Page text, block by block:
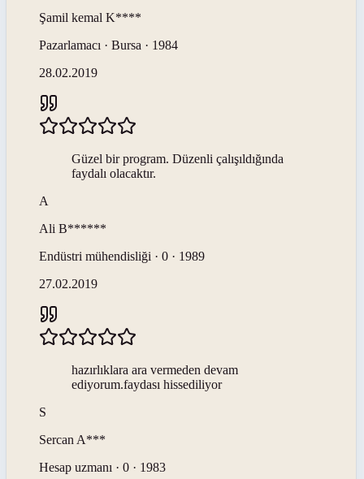
Şamil kemal K****
Pazarlamacı · Bursa · 1984
28.02.2019
Güzel bir program. Düzenli çalışıldığında
faydalı olacaktır.
A
Ali B******
Endüstri mühendisliği · 0 · 1989
27.02.2019
hazırlıklara ara vermeden devam
ediyorum.faydası hissediliyor
S
Sercan A***
Hesap uzmanı · 0 · 1983